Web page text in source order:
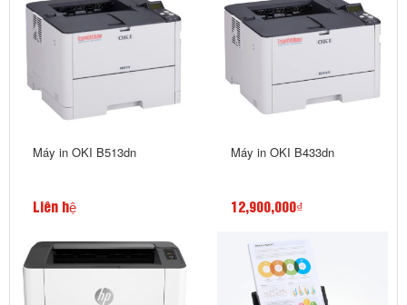
Máy in OKI B513dn
Liên hệ
Máy in OKI B433dn
12,900,000₫